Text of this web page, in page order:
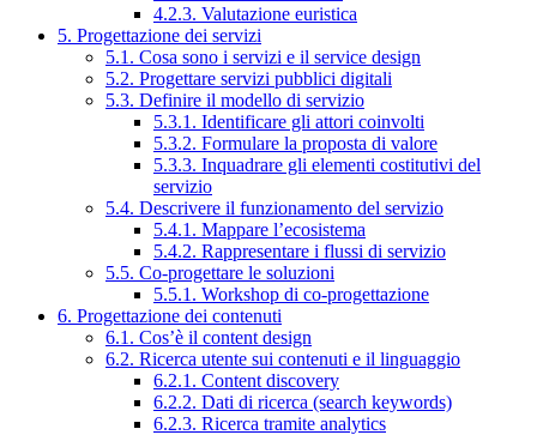
4.2.3. Valutazione euristica
5. Progettazione dei servizi
5.1. Cosa sono i servizi e il service design
5.2. Progettare servizi pubblici digitali
5.3. Definire il modello di servizio
5.3.1. Identificare gli attori coinvolti
5.3.2. Formulare la proposta di valore
5.3.3. Inquadrare gli elementi costitutivi del
servizio
5.4. Descrivere il funzionamento del servizio
5.4.1. Mappare l’ecosistema
5.4.2. Rappresentare i flussi di servizio
5.5. Co-progettare le soluzioni
5.5.1. Workshop di co-progettazione
6. Progettazione dei contenuti
6.1. Cos’è il content design
6.2. Ricerca utente sui contenuti e il linguaggio
6.2.1. Content discovery
6.2.2. Dati di ricerca (search keywords)
6.2.3. Ricerca tramite analytics